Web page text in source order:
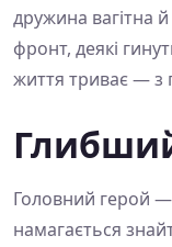
дружина вагітна
фронт, деякі
життя триває — з
Головний герой —
намагається